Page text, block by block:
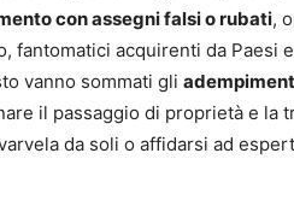
con assegni falsi o rubati,
fantomatici acquirenti da Paesi
vanno sommati gli
il passaggio di proprietà e la
da soli o affidarsi ad